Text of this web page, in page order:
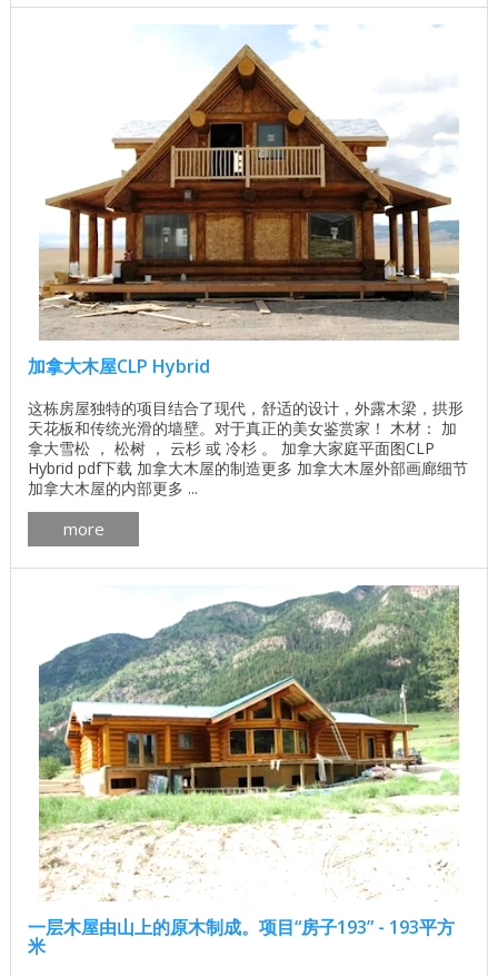
加拿大木屋CLP Hybrid
这栋房屋独特的项目结合了现代，舒适的设计，外露木梁，拱形
天花板和传统光滑的墙壁。对于真正的美女鉴赏家！ 木材： 加
拿大雪松 ， 松树 ， 云杉 或 冷杉 。 加拿大家庭平面图CLP
Hybrid pdf下载 加拿大木屋的制造更多 加拿大木屋外部画廊细节
加拿大木屋的内部更多 ...
more
一层木屋由山上的原木制成。项目“房子193” - 193平方
米